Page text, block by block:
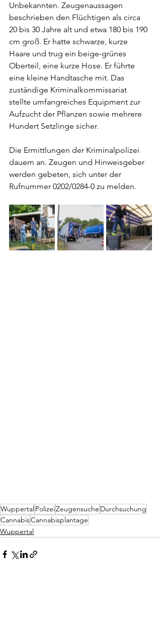
Unbekannten. Zeugenaussagen
beschrieben den Flüchtigen als circa
20 bis 30 Jahre alt und etwa 180 bis 190
cm groß. Er hatte schwarze, kurze
Haare und trug ein beige-grünes
Oberteil, eine kurze Hose. Er führte
eine kleine Handtasche mit. Das
zuständige Kriminalkommissariat
stellte umfangreiches Equipment zur
Aufzucht der Pflanzen sowie mehrere
Hundert Setzlinge sicher.
Die Ermittlungen der Kriminalpolizei
dauern an. Zeugen und Hinweisgeber
werden gebeten, sich unter der
Rufnummer 0202/0284-0 zu melden.
Wuppertal PolizeiZeugensuche Durchsuchung
CannabisCannabisplantage
Wuppertal